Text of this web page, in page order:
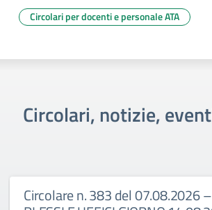
Circolari per docenti e personale ATA
Circolari, notizie,
Circolare n. 383 del 07.08.2026